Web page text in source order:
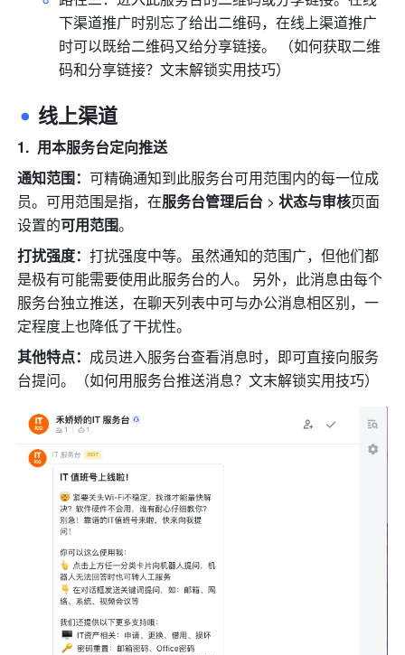
下渠道推广时别忘了给出二维码，在线上渠道推广
时可以既给二维码又给分享链接。 （如何获取二维
码和分享链接？文末解锁实用技巧）
线上渠道
用本服务台定向推送
通知范围：可精确通知到此服务台可用范围内的每一位成
员。可用范围是指，在服务台管理后台 > 状态与审核页面
设置的可用范围。
打扰强度：打扰强度中等。虽然通知的范围广，但他们都
是极有可能需要使用此服务台的人。 另外，此消息由每个
服务台独立推送，在聊天列表中可与办公消息相区别，一
定程度上也降低了干扰性。
其他特点： 成员进入服务台查看消息时，即可直接向服务
台提问。（如何用服务台推送消息？文末解锁实用技巧）